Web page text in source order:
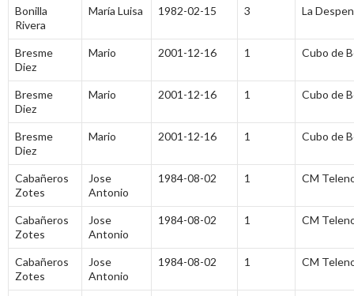
Bonilla
Rivera
María Luisa 1982-02-15 3 La
Bresme
Diez
Mario 2001-12-16 1 Cubo de
Bresme
Diez
Mario 2001-12-16 1 Cubo de
Bresme
Diez
Mario 2001-12-16 1 Cubo de
Cabañeros
Zotes
Jose
Antonio
1984-08-02 1 CM
Cabañeros
Zotes
Jose
Antonio
1984-08-02 1 CM
Cabañeros
Zotes
Jose
Antonio
1984-08-02 1 CM